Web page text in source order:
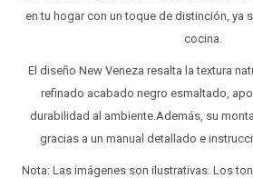
en tu hogar con un toque de distinción, ya
cocina.
El diseño New Veneza resalta la textura
refinado acabado negro esmaltado,
durabilidad al ambiente.Además, su
gracias a un manual detallado e
Nota: Las imágenes son ilustrativas. Los